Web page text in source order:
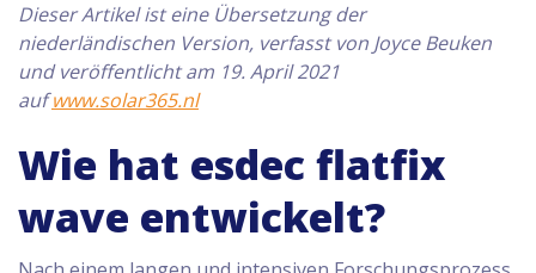
Dieser Artikel ist eine Übersetzung der
niederländischen Version, verfasst von Joyce Beuken
und veröffentlicht am 19. April 2021
aufwww.solar365.nl
Wie hat esdec flatfix
wave entwickelt?